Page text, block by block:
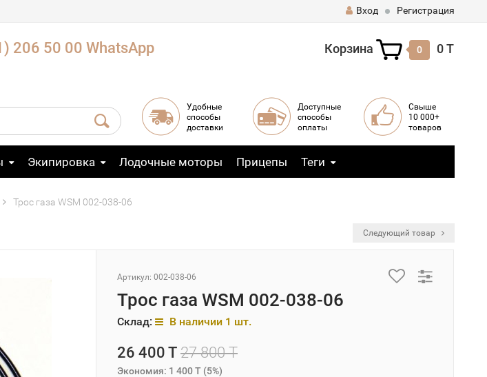
Вход Регистрация
206 50 00 WhatsApp Корзина 0 0 T
Удобные
способы
доставки
Доступные
способы
оплаты
Свыше
10 000+
товаров
Экипировка Лодочные моторы Прицепы Теги
Трос газа WSM 002-038-06
Следующий товар
Артикул: 002-038-06
Трос газа WSM 002-038-06
Склад: В наличии 1 шт.
26 400 T 27 800 T
Экономия: 1 400 T (5%)